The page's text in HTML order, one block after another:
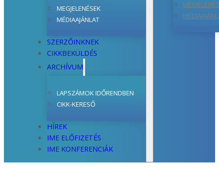
MEGJELENÉSEK
MÉDIAAJÁNLAT
SZERZŐINKNEK
CIKKBEKÜLDÉS
ARCHÍVUM
LAPSZÁMOK IDŐRENDBEN
CIKK-KERESŐ
HÍREK
IME ELŐFIZETÉS
IME KONFERENCIÁK